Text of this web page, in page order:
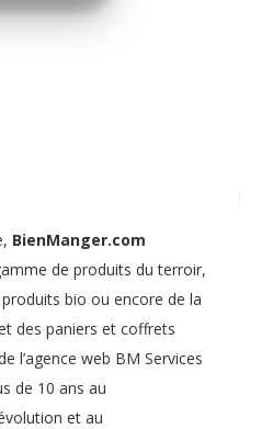
BienManger.com
de produits du terroir,
bio ou encore de la
des paniers et coffrets
l’agence web BM Services
de 10 ans au
et au